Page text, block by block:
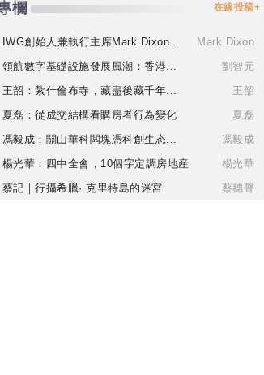
欄 在線投稿+
IWG創始人兼執行主席Mark Dixon...
Mark Dixon
領航數字基礎設施發展風潮：香港...
劉智元
王韶：紮什倫布寺，藏盡後藏千年...
王韶
夏磊：從成交結構看購房者行為變化
夏磊
馮毅成：關山華科闆塊憑科創生态...
馮毅成
楊光華：四中全會，10個字定調房地産
楊光華
蔡記｜行攝希臘· 克里特島的迷宮
蔡穗聲